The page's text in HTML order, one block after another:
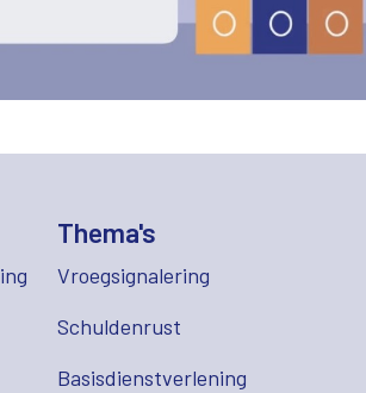
Thema's
Vroegsignalering
Schuldenrust
Basisdienstverlening